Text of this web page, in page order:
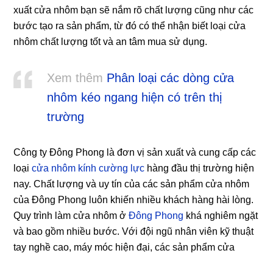
xuất cửa nhôm bạn sẽ nắm rõ chất lượng cũng như các
bước tạo ra sản phẩm, từ đó có thể nhận biết loại cửa
nhôm chất lượng tốt và an tâm mua sử dụng.
Xem thêm Phân loại các dòng cửa
nhôm kéo ngang hiện có trên thị
trường
Công ty Đông Phong là đơn vị sản xuất và cung cấp các
loạicửa nhôm kính cường lực hàng đầu thị trường hiện
nay. Chất lượng và uy tín của các sản phẩm cửa nhôm
của Đông Phong luôn khiến nhiều khách hàng hài lòng.
Quy trình làm cửa nhôm ởĐông Phong khá nghiêm ngặt
và bao gồm nhiều bước. Với đội ngũ nhân viên kỹ thuật
tay nghề cao, máy móc hiện đại, các sản phẩm cửa